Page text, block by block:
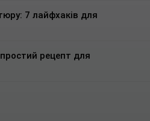
7 лайфхаків для
рецепт для